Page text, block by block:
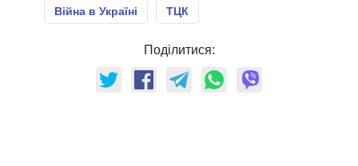
Війна в Україні ТЦК
Поділитися: